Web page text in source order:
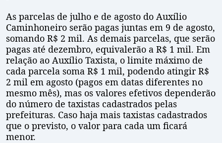
As parcelas de julho e de agosto do Auxílio
Caminhoneiro serão pagas juntas em 9 de agosto,
somando R$ 2 mil. As demais parcelas, que serão
pagas até dezembro, equivalerão a R$ 1 mil. Em
relação ao Auxílio Taxista, o limite máximo de
cada parcela soma R$ 1 mil, podendo atingir R$
2 mil em agosto (pagos em datas diferentes no
mesmo mês), mas os valores efetivos dependerão
do número de taxistas cadastrados pelas
prefeituras. Caso haja mais taxistas cadastrados
que o previsto, o valor para cada um ficará
menor.